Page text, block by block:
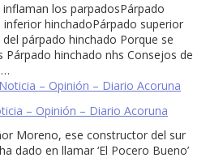
los parpadosPárpado
hinchadoPárpado superior
párpado hinchado Porque se
hinchado nhs Consejos de
– Opinión – Diario Acoruna
Moreno, ese constructor del sur
dado en llamar ‘El Pocero Bueno’